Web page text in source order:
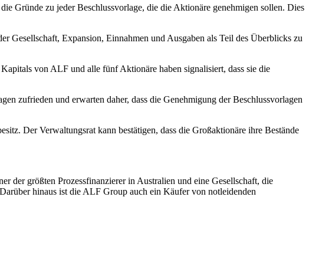
Gründe zu jeder Beschlussvorlage, die die Aktionäre genehmigen sollen. Dies
Gesellschaft, Expansion, Einnahmen und Ausgaben als Teil des Überblicks zu
von ALF und alle fünf Aktionäre haben signalisiert, dass sie die
zufrieden und erwarten daher, dass die Genehmigung der Beschlussvorlagen
Der Verwaltungsrat kann bestätigen, dass die Großaktionäre ihre Bestände
der größten Prozessfinanzierer in Australien und eine Gesellschaft, die
hinaus ist die ALF Group auch ein Käufer von notleidenden